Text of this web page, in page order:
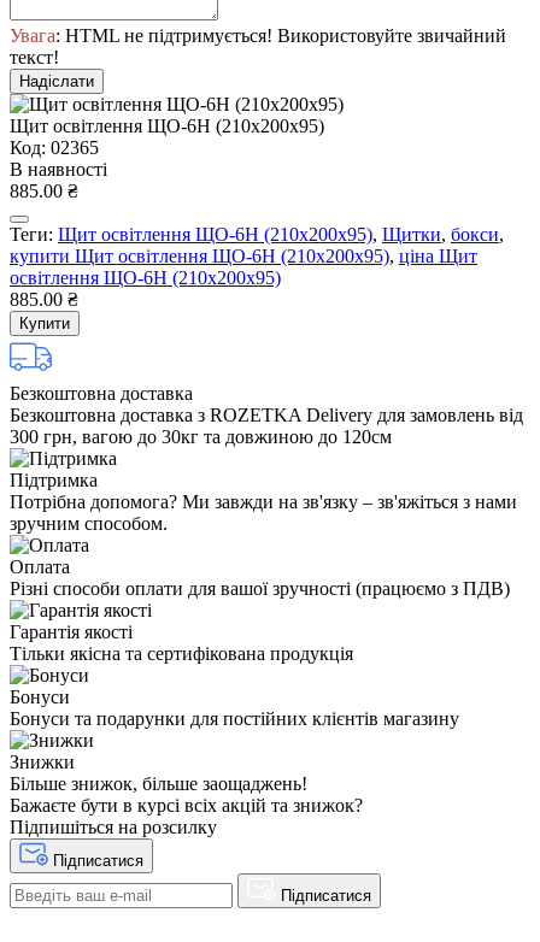
Увага: HTML не підтримується! Використовуйте звичайний
текст!
Надіслати
Щит освітлення ЩО-6Н (210х200х95)
Код: 02365
В наявності
885.00 ₴
Теги: Щит освітлення ЩО-6Н (210х200х95), Щитки, бокси,
купити Щит освітлення ЩО-6Н (210х200х95), ціна Щит
освітлення ЩО-6Н (210х200х95)
885.00 ₴
Купити
Безкоштовна доставка
Безкоштовна доставка з ROZETKA Delivery для замовлень від
300 грн, вагою до 30кг та довжиною до 120см
Підтримка
Потрібна допомога? Ми завжди на зв'язку – зв'яжіться з нами
зручним способом.
Оплата
Різні способи оплати для вашої зручності (працюємо з ПДВ)
Гарантія якості
Тільки якісна та сертифікована продукція
Бонуси
Бонуси та подарунки для постійних клієнтів магазину
Знижки
Більше знижок, більше заощаджень!
Бажаєте бути в курсі всіх акцій та знижок?
Підпишіться на розсилку
Підписатися
Підписатися